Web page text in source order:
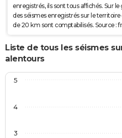
enregistrés, ils sont tous affichés. Sur
des séismes enregistrés sur le
de 20 km sont comptabilisés. Source :
Liste de tous les séismes
alentours
3
4
5